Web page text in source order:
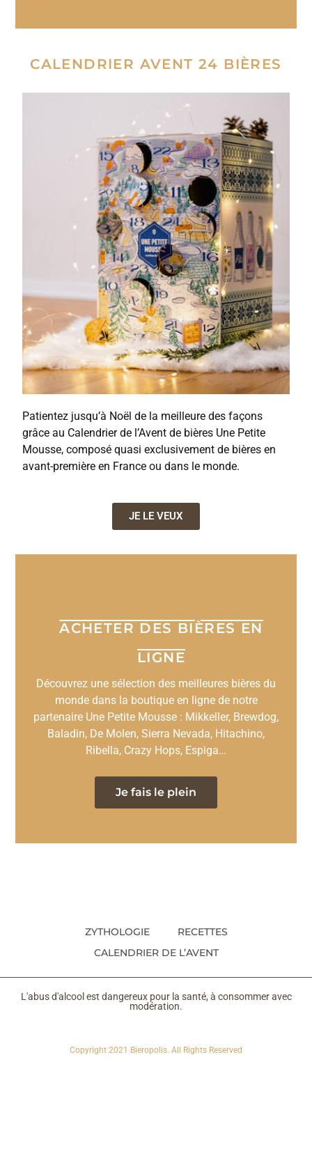
CALENDRIER AVENT 24 BIÈRES
Patientez jusqu’à Noël de la meilleure des façons
grâce au Calendrier de l’Avent de bières Une Petite
Mousse, composé quasi exclusivement de bières en
avant-première en France ou dans le monde.
JE LE VEUX
ACHETER DES BIÈRES EN
LIGNE
Découvrez une sélection des meilleures bières du
monde dans la boutique en ligne de notre
partenaire Une Petite Mousse : Mikkeller, Brewdog,
Baladin, De Molen, Sierra Nevada, Hitachino,
Ribella, Crazy Hops, Espiga…
Je fais le plein
ZYTHOLOGIE
RECETTES
CALENDRIER DE L’AVENT
L'abus d'alcool est dangereux pour la santé, à consommer avec
modération.
Copyright 2021 Bieropolis. All Rights Reserved